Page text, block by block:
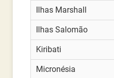
Ilhas Marshall
Ilhas Salomão
Kiribati
Micronésia